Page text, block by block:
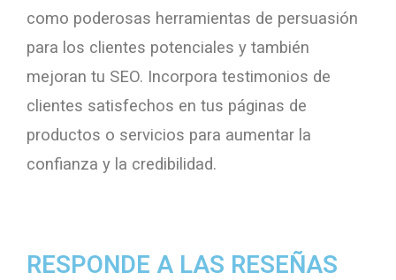
como poderosas herramientas de persuasión
para los clientes potenciales y también
mejoran tu SEO. Incorpora testimonios de
clientes satisfechos en tus páginas de
productos o servicios para aumentar la
confianza y la credibilidad.
RESPONDE A LAS RESEÑAS